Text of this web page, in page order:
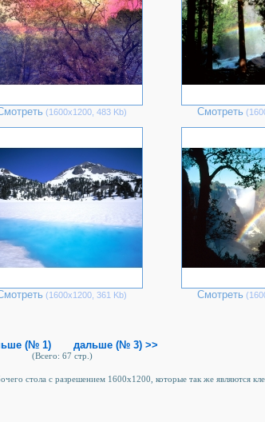
(1600х1200, 483 Kb) Смотреть
(1600х1200, 361 Kb) Смотреть
(№ 1) дальше (№ 3) >>
(Всего: 67 стр.)
стола c разрешением 1600x1200, которые так же являются